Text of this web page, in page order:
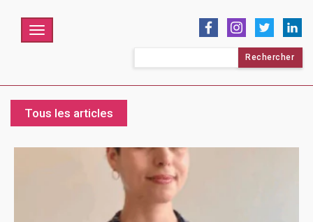
Menu
Tous les articles